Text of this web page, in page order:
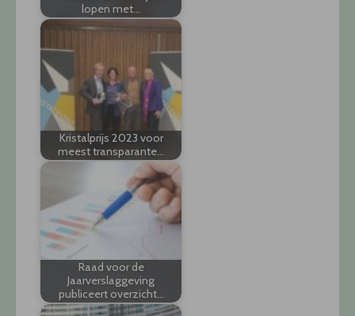
lopen met…
Kristalprijs 2023 voor
meest transparante…
Raad voor de
Jaarverslaggeving
publiceert overzicht…